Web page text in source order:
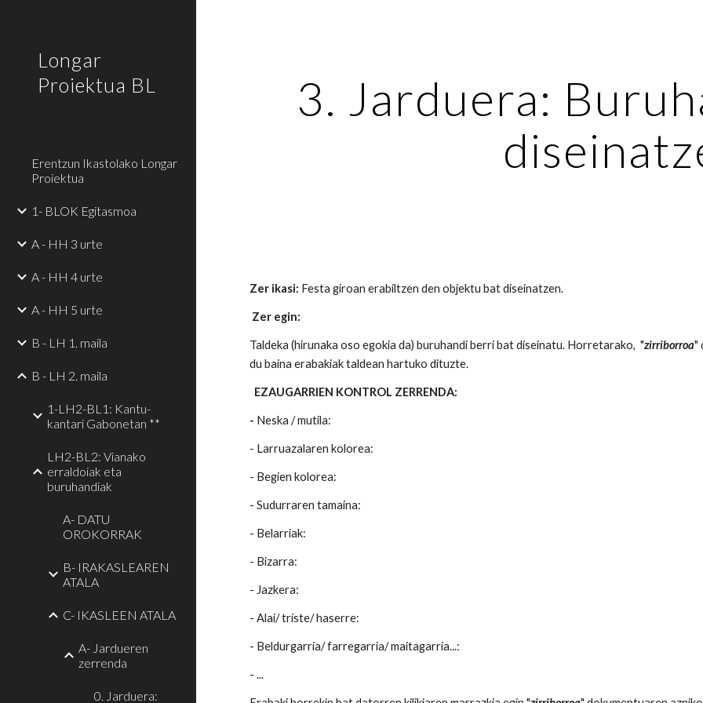
Longar
Proiektua BL
Erentzun Ikastolako Longar
Proiektua
1- BLOK Egitasmoa
A - HH 3 urte
A - HH 4 urte
A - HH 5 urte
B - LH 1. maila
B - LH 2. maila
1-LH2-BL1: Kantu-
kantari Gabonetan **
LH2-BL2: Vianako
erraldoiak eta
buruhandiak
A- DATU
OROKORRAK
B- IRAKASLEAREN
ATALA
C- IKASLEEN ATALA
A- Jardueren
zerrenda
0. Jarduera:
3. Jarduera:
Zer ikasi: Festa giroan erabiltzen den objektu bat diseinatzen.
Zer egin:
Taldeka (hirunaka oso egokia da) buruhandi berri bat diseinatu. Horretarako, "zirriborroa"
du baina erabakiak taldean hartuko dituzte.
EZAUGARRIEN KONTROL ZERRENDA:
- Neska / mutila:
- Larruazalaren kolorea:
- Begien kolorea:
- Sudurraren tamaina:
- Belarriak:
- Bizarra:
- Jazkera:
- Alai/ triste/ haserre:
- Beldurgarria/ farregarria/ maitagarria...:
- ...